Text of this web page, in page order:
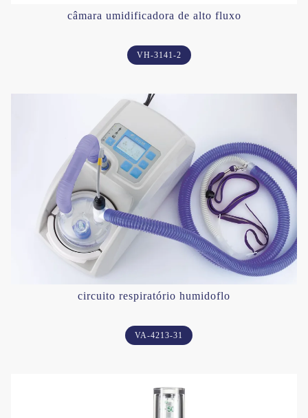
câmara umidificadora de alto fluxo
VH-3141-2
circuito respiratório humidoflo
VA-4213-31